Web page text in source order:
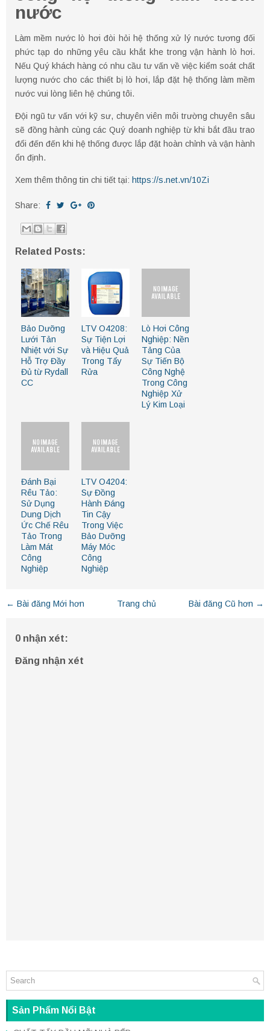
nước
Làm mềm nước lò hơi đòi hỏi hệ thống xử lý nước tương đối
phức tạp do những yêu cầu khắt khe trong vận hành lò hơi.
Nếu Quý khách hàng có nhu cầu tư vấn về việc kiểm soát chất
lượng nước cho các thiết bị lò hơi, lắp đặt hệ thống làm mềm
nước vui lòng liên hệ chúng tôi.
Đội ngũ tư vấn với kỹ sư, chuyên viên môi trường chuyên sâu
sẽ đồng hành cùng các Quý doanh nghiệp từ khi bắt đầu trao
đổi đến đến khi hệ thống được lắp đặt hoàn chỉnh và vận hành
ổn định.
Xem thêm thông tin chi tiết tại: https://s.net.vn/10Zi
Share:
Related Posts:
Bảo Dưỡng
Lưới Tản
Nhiệt với Sự
Hỗ Trợ Đầy
Đủ từ Rydall
CC
LTV O4208:
Sự Tiện Lợi
và Hiệu Quả
Trong Tẩy
Rửa
Lò Hơi Công
Nghiệp: Nền
Tảng Của
Sự Tiến Bộ
Công Nghệ
Trong Công
Nghiệp Xử
Lý Kim Loại
Đánh Bại
Rêu Tảo:
Sử Dụng
Dung Dịch
Ức Chế Rêu
Tảo Trong
Làm Mát
Công
Nghiệp
LTV O4204:
Sự Đồng
Hành Đáng
Tin Cậy
Trong Việc
Bảo Dưỡng
Máy Móc
Công
Nghiệp
← Bài đăng Mới hơn Bài đăng Cũ hơn →
Trang chủ
0 nhận xét:
Đăng nhận xét
Sản Phẩm Nổi Bật